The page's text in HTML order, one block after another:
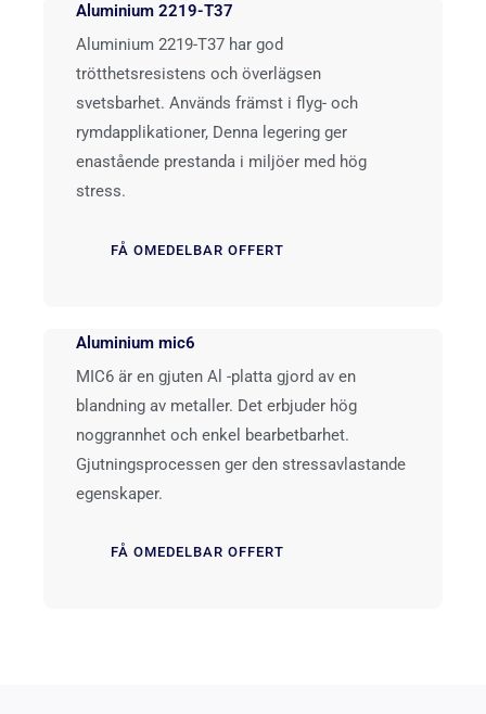
Aluminium 2219-T37
Aluminium 2219-T37 har god
trötthetsresistens och överlägsen
svetsbarhet. Används främst i flyg- och
rymdapplikationer, Denna legering ger
enastående prestanda i miljöer med hög
stress.
FÅ OMEDELBAR OFFERT
Aluminium mic6
MIC6 är en gjuten Al -platta gjord av en
blandning av metaller. Det erbjuder hög
noggrannhet och enkel bearbetbarhet.
Gjutningsprocessen ger den stressavlastande
egenskaper.
FÅ OMEDELBAR OFFERT